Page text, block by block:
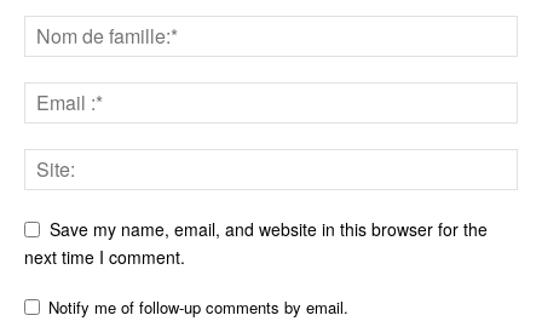
Save my name, email, and website in this browser for the
next time I comment.
Notify me of follow-up comments by email.